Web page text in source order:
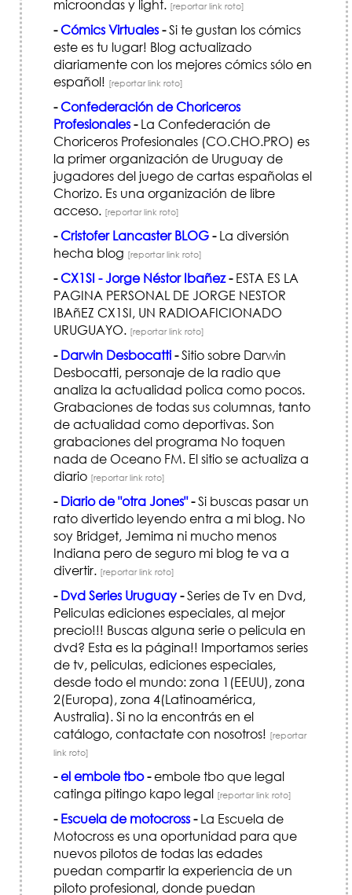
microondas y light. [reportar link roto]
-Cómics Virtuales-Si te gustan los cómics
este es tu lugar! Blog actualizado
diariamente con los mejores cómics sólo en
español! [reportar link roto]
-Confederación de Choriceros
Profesionales-La Confederación de
Choriceros Profesionales (CO.CHO.PRO) es
la primer organización de Uruguay de
jugadores del juego de cartas españolas el
Chorizo. Es una organización de libre
acceso. [reportar link roto]
-Cristofer Lancaster BLOG-La diversión
hecha blog [reportar link roto]
-CX1SI - Jorge Néstor Ibañez-ESTA ES LA
PAGINA PERSONAL DE JORGE NESTOR
IBAñEZ CX1SI, UN RADIOAFICIONADO
URUGUAYO. [reportar link roto]
- Darwin Desbocatti-Sitio sobre Darwin
Desbocatti, personaje de la radio que
analiza la actualidad polica como pocos.
Grabaciones de todas sus columnas, tanto
de actualidad como deportivas. Son
grabaciones del programa No toquen
nada de Oceano FM. El sitio se actualiza a
diario [reportar link roto]
- Diario de "otra Jones"-Si buscas pasar un
rato divertido leyendo entra a mi blog. No
soy Bridget, Jemima ni mucho menos
Indiana pero de seguro mi blog te va a
divertir. [reportar link roto]
- Dvd Series Uruguay-Series de Tv en Dvd,
Peliculas ediciones especiales, al mejor
precio!!! Buscas alguna serie o pelicula en
dvd? Esta es la página!! Importamos series
de tv, peliculas, ediciones especiales,
desde todo el mundo: zona 1(EEUU), zona
2(Europa), zona 4(Latinoamérica,
Australia). Si no la encontrás en el
catálogo, contactate con nosotros! [reportar
link roto]
-el embole tbo-embole tbo que legal
catinga pitingo kapo legal [reportar link roto]
- Escuela de motocross-La Escuela de
Motocross es una oportunidad para que
nuevos pilotos de todas las edades
puedan compartir la experiencia de un
piloto profesional, donde puedan